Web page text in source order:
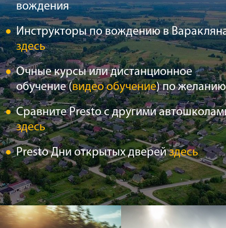
вождения
Инструкторы по вождению в
здесь
Очные курсы или дистанционное
обучение (видео обучение) по желанию
Сравните Presto с другими
здесь
Presto Дни открытых дверейздесь